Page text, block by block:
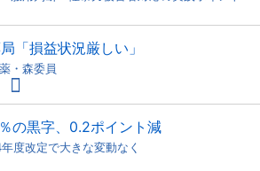
「損益状況厳しい」
・森委員
の黒字、0.2ポイント減
度改定で大きな変動なく